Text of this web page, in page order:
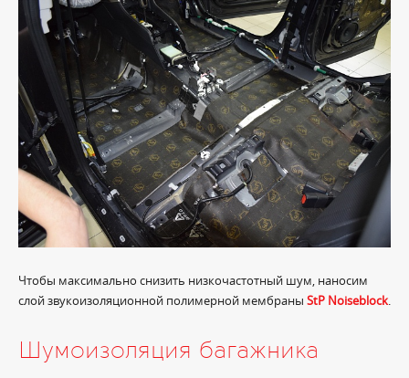
Чтобы максимально снизить низкочастотный шум, наносим
слой звукоизоляционной полимерной мембраны StP Noiseblock.
Шумоизоляция багажника